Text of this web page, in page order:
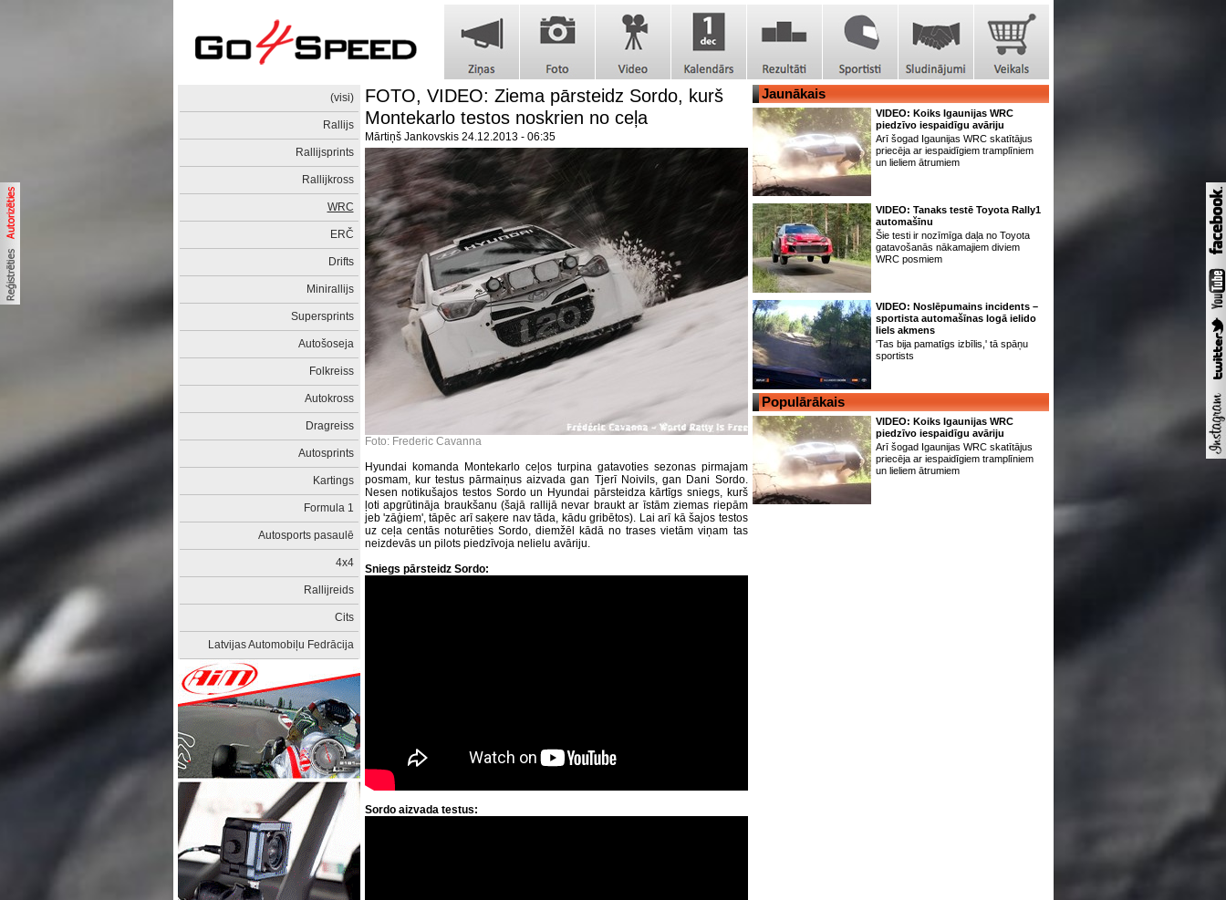
(visi)
Rallijs
Rallijsprints
Rallijkross
WRC
ERČ
Drifts
Minirallijs
Supersprints
Autošoseja
Folkreiss
Autokross
Dragreiss
Autosprints
Kartings
Formula 1
Autosports pasaulē
4x4
Rallijreids
Cits
Latvijas Automobiļu Fedrācija
FOTO, VIDEO: Ziema pārsteidz Sordo, kurš
Montekarlo testos noskrien no ceļa
Mārtiņš Jankovskis 24.12.2013 - 06:35
Foto: Frederic Cavanna
Hyundai komanda Montekarlo ceļos turpina gatavoties sezonas pirmajam
posmam, kur testus pārmaiņus aizvada gan Tjerī Noivils, gan Dani Sordo.
Nesen notikušajos testos Sordo un Hyundai pārsteidza kārtīgs sniegs, kurš
ļoti apgrūtināja braukšanu (šajā rallijā nevar braukt ar īstām ziemas riepām
jeb 'zāģiem', tāpēc arī saķere nav tāda, kādu gribētos). Lai arī kā šajos testos
uz ceļa centās noturēties Sordo, diemžēl kādā no trases vietām viņam tas
neizdevās un pilots piedzīvoja nelielu avāriju.
Sniegs pārsteidz Sordo:
Sordo aizvada testus:
Jaunākais
VIDEO: Koiks Igaunijas WRC
piedzīvo iespaidīgu avāriju
Arī šogad Igaunijas WRC skatītājus
priecēja ar iespaidīgiem tramplīniem
un lieliem ātrumiem
VIDEO: Tanaks testē Toyota Rally1
automašīnu
Šie testi ir nozīmīga daļa no Toyota
gatavošanās nākamajiem diviem
WRC posmiem
VIDEO: Noslēpumains incidents –
sportista automašīnas logā ielido
liels akmens
'Tas bija pamatīgs izbīlis,' tā spāņu
sportists
Populārākais
VIDEO: Koiks Igaunijas WRC
piedzīvo iespaidīgu avāriju
Arī šogad Igaunijas WRC skatītājus
priecēja ar iespaidīgiem tramplīniem
un lieliem ātrumiem